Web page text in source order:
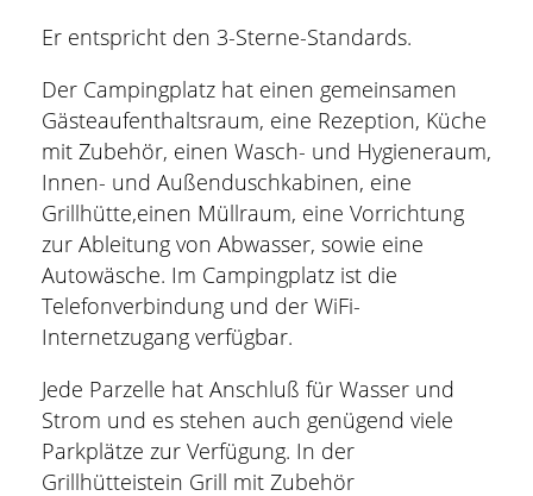
Er entspricht den 3-Sterne-Standards.
Der Campingplatz hat einen gemeinsamen
Gästeaufenthaltsraum, eine Rezeption, Küche
mit Zubehör, einen Wasch- und Hygieneraum,
Innen- und Außenduschkabinen, eine
Grillhütte,einen Müllraum, eine Vorrichtung
zur Ableitung von Abwasser, sowie eine
Autowäsche. Im Campingplatz ist die
Telefonverbindung und der WiFi-
Internetzugang verfügbar.
Jede Parzelle hat Anschluß für Wasser und
Strom und es stehen auch genügend viele
Parkplätze zur Verfügung. In der
Grillhütteistein Grill mit Zubehör